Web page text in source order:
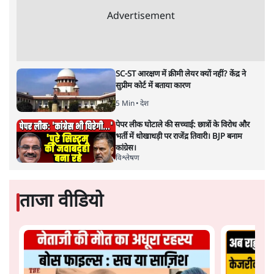
Advertisement
SC-ST आरक्षण में क्रीमी लेयर क्यों नहीं? केंद्र ने
सुप्रीम कोर्ट में बताया कारण
5 Min• देश
पेपर लीक घोटाले की सच्चाई: छात्रों के विरोध और
भर्ती में धोखाधड़ी पर राजेंद्र तिवारी। BJP बनाम
कांग्रेस।
विश्लेषण
ताजा वीडियो